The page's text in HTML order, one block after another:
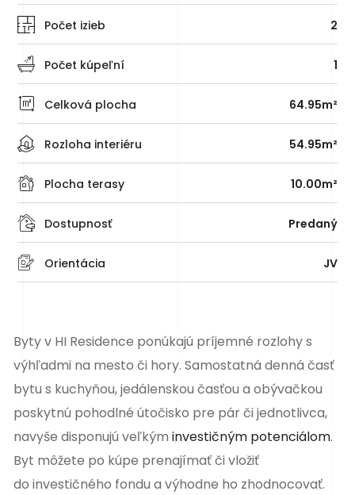
Rozloha interiéru 54.95m²
Počet kúpeľní 1
Celková plocha 64.95m²
Počet izieb 2
Dostupnosť Predaný
Orientácia JV
Plocha terasy 10.00m²
Byty v HI Residence ponúkajú príjemné rozlohy s
výhľadmi na mesto či hory. Samostatná denná časť
bytu s kuchyňou, jedálenskou časťou a obývačkou
poskytnú pohodlné útočisko pre pár či jednotlivca,
navyše disponujú veľkýminvestičným potenciálom.
Byt môžete po kúpe prenajímať či vložiť
doinvestičného fondu a výhodne ho zhodnocovať.